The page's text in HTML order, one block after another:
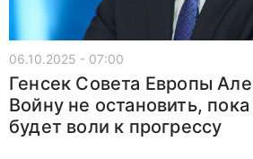
06.10.2025 - 07:00
Генсек Совета Европы
Войну не остановить,
будет воли к прогрессу